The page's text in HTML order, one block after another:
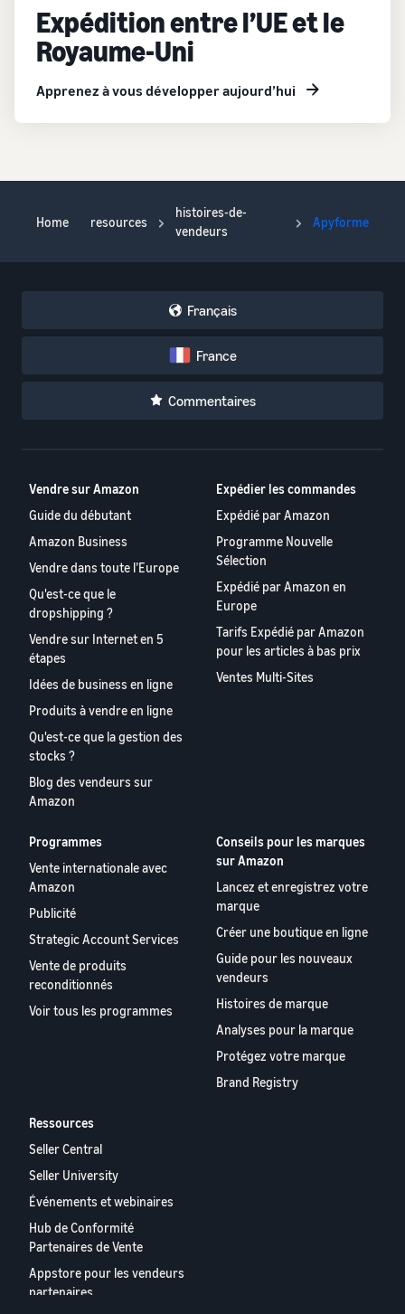
Expédition entre l’UE et le
Royaume-Uni
Apprenez à vous développer aujourd’hui
Home resources
histoires-de-
vendeurs
Apyforme
Français
France
Commentaires
Vendre sur Amazon
Guide du débutant
Amazon Business
Vendre dans toute l’Europe
Qu'est-ce que le
dropshipping ?
Vendre sur Internet en 5
étapes
Idées de business en ligne
Produits à vendre en ligne
Qu'est-ce que la gestion des
stocks ?
Blog des vendeurs sur
Amazon
Expédier les commandes
Expédié par Amazon
Programme Nouvelle
Sélection
Expédié par Amazon en
Europe
Tarifs Expédié par Amazon
pour les articles à bas prix
Ventes Multi-Sites
Programmes
Vente internationale avec
Amazon
Publicité
Strategic Account Services
Vente de produits
reconditionnés
Voir tous les programmes
Conseils pour les marques
sur Amazon
Lancez et enregistrez votre
marque
Créer une boutique en ligne
Guide pour les nouveaux
vendeurs
Histoires de marque
Analyses pour la marque
Protégez votre marque
Brand Registry
Ressources
Seller Central
Seller University
Événements et webinaires
Hub de Conformité
Partenaires de Vente
Appstore pour les vendeurs
partenaires